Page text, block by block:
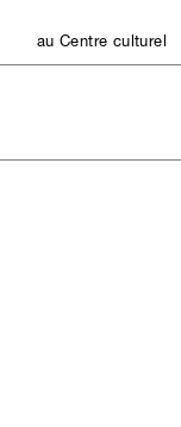
au Centre culturel